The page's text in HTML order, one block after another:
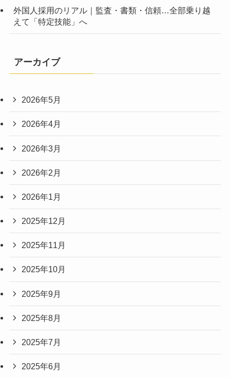
外国人採用のリアル｜監査・書類・信頼…全部乗り越
えて「特定技能」へ
アーカイブ
2026年5月
2026年4月
2026年3月
2026年2月
2026年1月
2025年12月
2025年11月
2025年10月
2025年9月
2025年8月
2025年7月
2025年6月